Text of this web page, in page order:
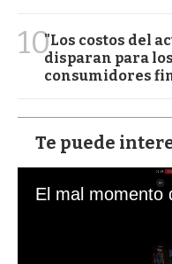
10"Los costos del
disparan para
consumidores
Te puede